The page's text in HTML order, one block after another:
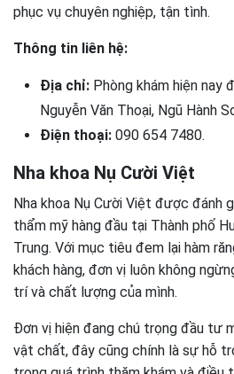
phục vụ chuyên nghiệp, tận tình.
Thông tin liên hệ:
Địa chỉ: Phòng khám hiện nay
Nguyễn Văn Thoại, Ngũ Hành
Điện thoại: 090 654 7480.
Nha khoa Nụ Cười Việt
Nha khoa Nụ Cười Việt được đánh
thẩm mỹ hàng đầu tại Thành phố
Trung. Với mục tiêu đem lại hàm
khách hàng, đơn vị luôn không
trí và chất lượng của mình.
Đơn vị hiện đang chú trọng đầu tư
vật chất, đây cũng chính là sự hỗ